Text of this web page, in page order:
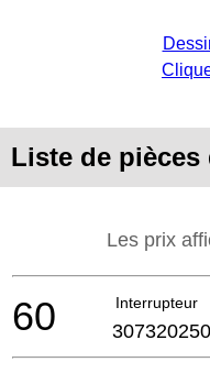
Liste de pièces
Les prix
Interrupteur
60